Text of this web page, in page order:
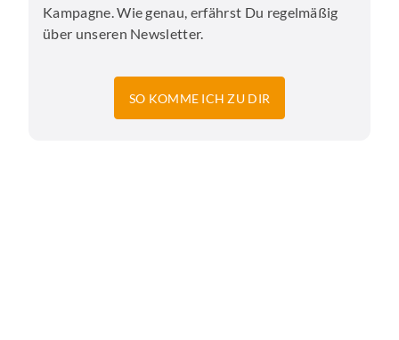
Kampagne. Wie genau, erfährst Du regelmäßig
über unseren Newsletter.
SO KOMME ICH ZU DIR